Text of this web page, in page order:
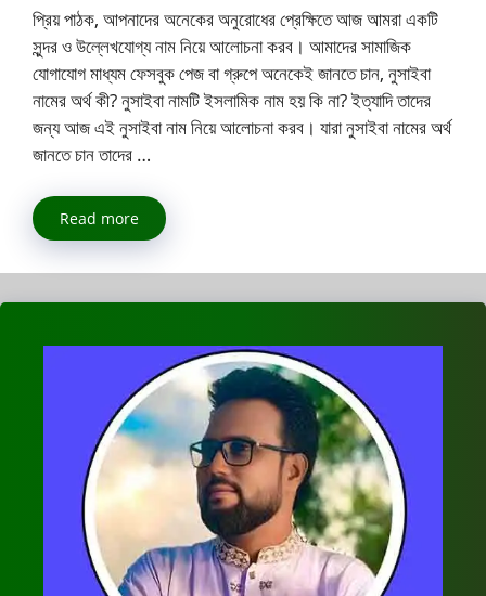
প্রিয় পাঠক, আপনাদের অনেকের অনুরোধের প্রেক্ষিতে আজ আমরা একটি
সুন্দর ও উল্লেখযোগ্য নাম নিয়ে আলোচনা করব। আমাদের সামাজিক
যোগাযোগ মাধ্যম ফেসবুক পেজ বা গ্রুপে অনেকেই জানতে চান, নুসাইবা
নামের অর্থ কী? নুসাইবা নামটি ইসলামিক নাম হয় কি না? ইত্যাদি তাদের
জন্য আজ এই নুসাইবা নাম নিয়ে আলোচনা করব। যারা নুসাইবা নামের অর্থ
জানতে চান তাদের …
Read more